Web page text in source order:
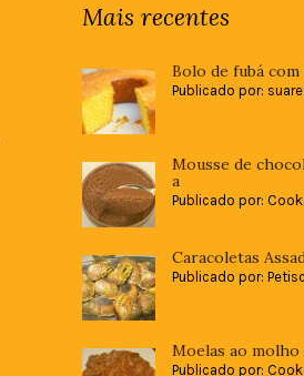
Mais recentes
Bolo de fubá
Publicado por:
Mousse de
a
Publicado por:
Caracoletas
Publicado por:
Moelas ao
Publicado por: